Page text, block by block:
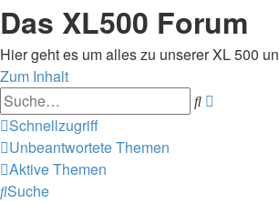
Das XL500 Forum
Hier geht es um alles zu unserer XL 500
Zum Inhalt
Suche
Schnellzugriff
Unbeantwortete Themen
Aktive Themen
Suche